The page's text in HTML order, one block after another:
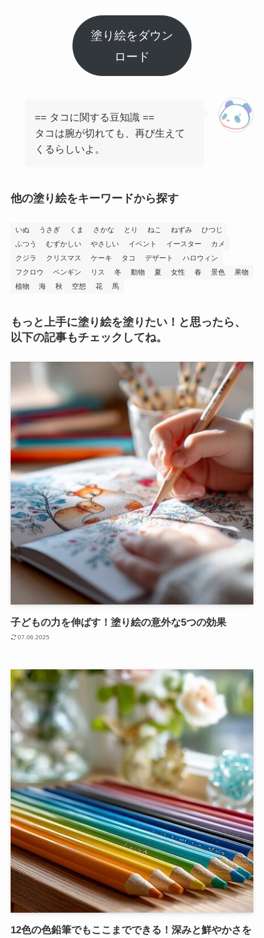
塗り絵をダウン
ロード
== タコに関する豆知識 ==
タコは腕が切れても、再び生えて
くるらしいよ。
他の塗り絵をキーワードから探す
いぬ うさぎ くま さかな とり ねこ ねずみ
ひつじ
ふつう
むずかしい やさしい イベント イースター
カメ
クジラ
クリスマス ケーキ タコ デザート
ハロウィン
フクロウ
ペンギン リス 冬 動物 夏 女性 春 景色
果物
植物
海 秋 空想 花 馬
もっと上手に塗り絵を塗りたい！と思ったら、
以下の記事もチェックしてね。
子どもの力を伸ばす！塗り絵の意外な5つの効果
07.06.2025
12色の色鉛筆でもここまでできる！深みと鮮やかさを